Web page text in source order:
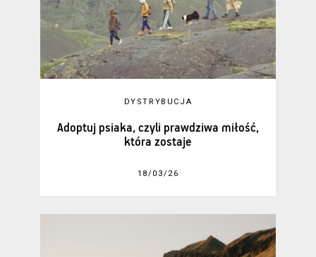
DYSTRYBUCJA
Adoptuj psiaka, czyli prawdziwa miłość,
która zostaje
18/03/26